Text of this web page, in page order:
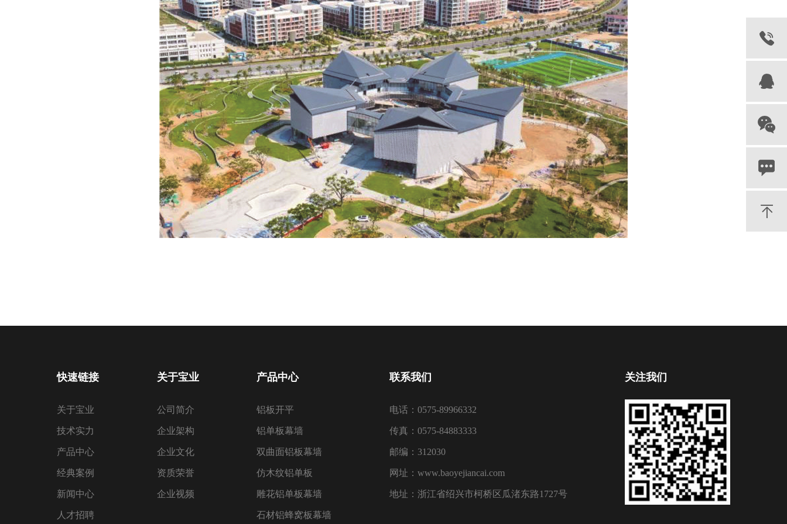
快速链接
关于宝业
技术实力
产品中心
经典案例
新闻中心
人才招聘
关于宝业
公司简介
企业架构
企业文化
资质荣誉
企业视频
产品中心
铝板开平
铝单板幕墙
双曲面铝板幕墙
仿木纹铝单板
雕花铝单板幕墙
石材铝蜂窝板幕墙
联系我们
电话：0575-89966332
传真：0575-84883333
邮编：312030
网址：www.baoyejiancai.com
地址：浙江省绍兴市柯桥区瓜渚东路1727号
关注我们